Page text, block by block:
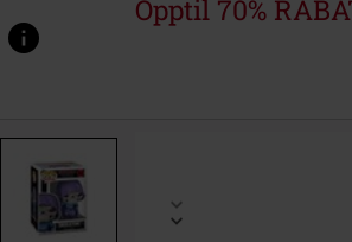
Opptil 70%
www.emp-
p/skeletor-
595430St.html